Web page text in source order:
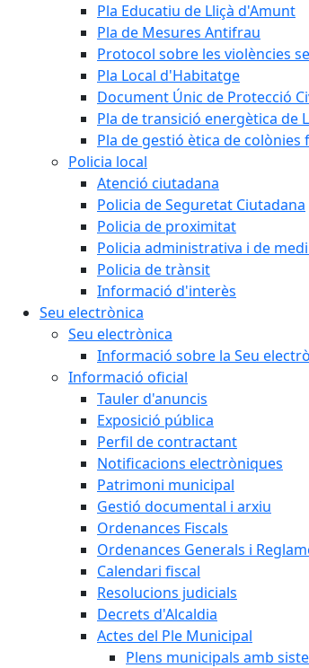
Pla Educatiu de Lliçà d'Amunt
Pla de Mesures Antifrau
Protocol sobre les violències
Pla Local d'Habitatge
Document Únic de Protecció
Pla de transició energètica de
Pla de gestió ètica de colònies
Policia local
Atenció ciutadana
Policia de Seguretat Ciutadana
Policia de proximitat
Policia administrativa i de
Policia de trànsit
Informació d'interès
Seu electrònica
Seu electrònica
Informació sobre la Seu
Informació oficial
Tauler d'anuncis
Exposició pública
Perfil de contractant
Notificacions electròniques
Patrimoni municipal
Gestió documental i arxiu
Ordenances Fiscals
Ordenances Generals i
Calendari fiscal
Resolucions judicials
Decrets d'Alcaldia
Actes del Ple Municipal
Plens municipals amb